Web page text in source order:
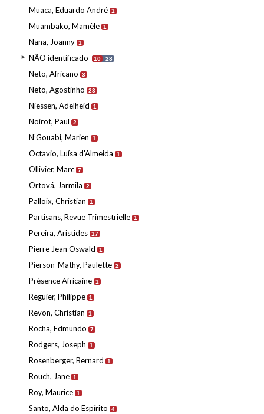
Muaca, Eduardo André 1
Muambako, Mamèle 1
Nana, Joanny 1
NÃO identificado 10 28
Neto, Africano 3
Neto, Agostinho 23
Niessen, Adelheid 1
Noirot, Paul 2
N’Gouabi, Marien 1
Octavio, Luísa d'Almeida 1
Ollivier, Marc 7
Ortová, Jarmila 2
Palloix, Christian 1
Partisans, Revue Trimestrielle 1
Pereira, Aristides 17
Pierre Jean Oswald 1
Pierson-Mathy, Paulette 2
Présence Africaine 1
Reguier, Philippe 1
Revon, Christian 1
Rocha, Edmundo 7
Rodgers, Joseph 1
Rosenberger, Bernard 1
Rouch, Jane 1
Roy, Maurice 1
Santo, Alda do Espírito 4